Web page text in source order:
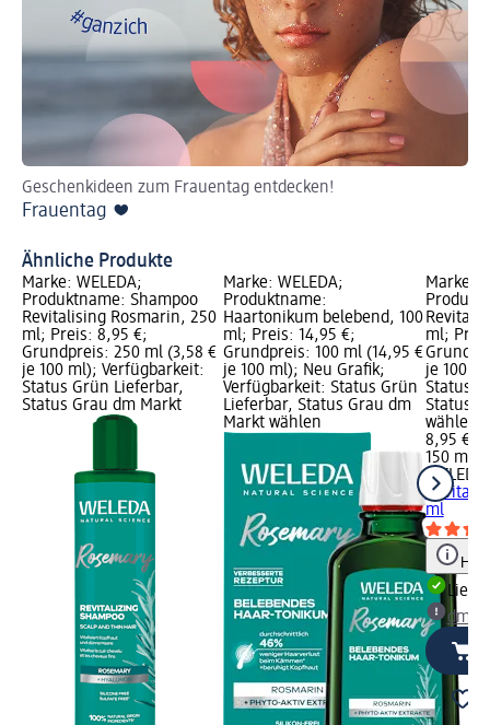
Geschenkideen zum Frauentag entdecken!
Frauentag ❤️
Ähnliche Produkte
Marke: WELEDA;
Produktname: Shampoo
Revitalising Rosmarin, 250
ml; Preis: 8,95 €;
Grundpreis: 250 ml (3,58 €
je 100 ml); Verfügbarkeit:
Status Grün Lieferbar,
Status Grau dm Markt
Marke: WELEDA;
Produktname:
Haartonikum belebend, 100
ml; Preis: 14,95 €;
Grundpreis: 100 ml (14,95 €
je 100 ml); Neu Grafik;
Verfügbarkeit: Status Grün
Lieferbar, Status Grau dm
Markt wählen
Marke:
ml;
je 100
Status
Status
wählen
8,95 €
150 ml
WELEDA
ml
dm